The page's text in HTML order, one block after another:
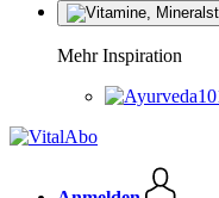
Mehr Inspiration